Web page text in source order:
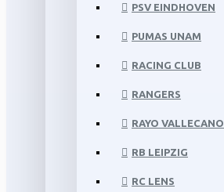
PSV EINDHOVEN
PUMAS UNAM
RACING CLUB
RANGERS
RAYO VALLECANO
RB LEIPZIG
RC LENS